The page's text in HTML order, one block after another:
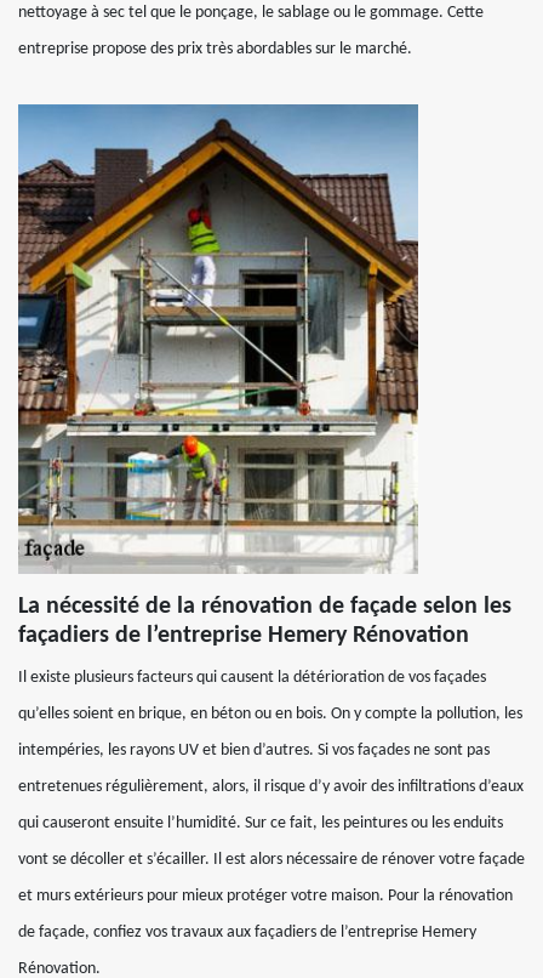
nettoyage à sec tel que le ponçage, le sablage ou le gommage. Cette
entreprise propose des prix très abordables sur le marché.
La nécessité de la rénovation de façade selon les
façadiers de l’entreprise Hemery Rénovation
Il existe plusieurs facteurs qui causent la détérioration de vos façades
qu’elles soient en brique, en béton ou en bois. On y compte la pollution, les
intempéries, les rayons UV et bien d’autres. Si vos façades ne sont pas
entretenues régulièrement, alors, il risque d’y avoir des infiltrations d’eaux
qui causeront ensuite l’humidité. Sur ce fait, les peintures ou les enduits
vont se décoller et s’écailler. Il est alors nécessaire de rénover votre façade
et murs extérieurs pour mieux protéger votre maison. Pour la rénovation
de façade, confiez vos travaux aux façadiers de l’entreprise Hemery
Rénovation.